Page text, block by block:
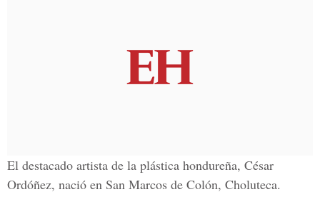
El destacado artista de la plástica hondureña, César
Ordóñez, nació en San Marcos de Colón, Choluteca.